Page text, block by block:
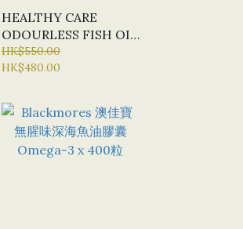
HEALTHY CARE
ODOURLESS FISH OIL
無腥味魚油 2000MG X
400粒軟膠囊
HK$550.00
HK$480.00